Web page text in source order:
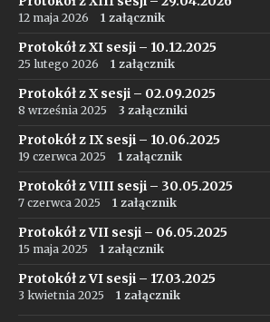
12 maja 2026 1 załącznik
Protokół z XI sesji – 10.12.2025
25 lutego 2026 1 załącznik
Protokół z X sesji – 02.09.2025
8 września 2025 3 załączniki
Protokół z IX sesji – 10.06.2025
19 czerwca 2025 1 załącznik
Protokół z VIII sesji – 30.05.2025
7 czerwca 2025 1 załącznik
Protokół z VII sesji – 06.05.2025
15 maja 2025 1 załącznik
Protokół z VI sesji – 17.03.2025
3 kwietnia 2025 1 załącznik